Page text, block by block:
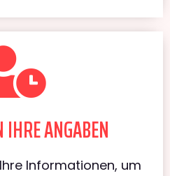
ANGABEN
Informationen, um